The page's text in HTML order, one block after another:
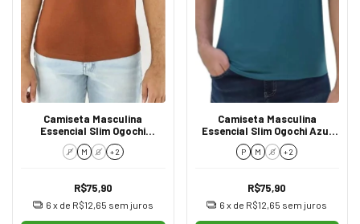
Camiseta Masculina
Essencial Slim Ogochi
TerraCota 1140
P M G + 2
R$75,90
6 x de R$12,65 sem juros
Camiseta Masculina
Essencial Slim Ogochi Azul
Petróleo 4324
P M G + 2
R$75,90
6 x de R$12,65 sem juros